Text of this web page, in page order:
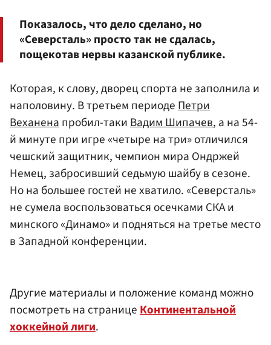
Показалось, что дело сделано, но
«Северсталь» просто так не сдалась,
пощекотав нервы казанской публике.
Которая, к слову, дворец спорта не заполнила и
наполовину. В третьем периоде Петри
Веханена пробил-таки Вадим Шипачев, а на 54-
й минуте при игре «четыре на три» отличился
чешский защитник, чемпион мира Ондржей
Немец, забросивший седьмую шайбу в сезоне.
Но на большее гостей не хватило. «Северсталь»
не сумела воспользоваться осечками СКА и
минского «Динамо» и подняться на третье место
в Западной конференции.
Другие материалы и положение команд можно
посмотреть на страницеКонтинентальной
хоккейной лиги.